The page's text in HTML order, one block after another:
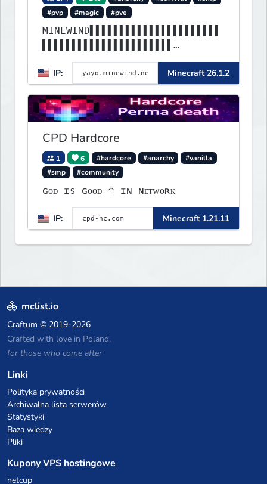
#pvp
#magic #pve
MINEWIND▌▌▌▌▌▌▌▌▌▌▌▌▌▌▌▌▌▌▌▌▌▌
▌▌▌▌▌▌▌▌▌▌▌▌▌▌▌▌▌▌▌▌▌▌
IP: Minecraft 26.1.2
CPD Hardcore
1 6 #hardcore #anarchy
#vanilla
#smp
#community
ɢᴏᴅ ɪs ɢᴏᴏᴅ 🡡 ɪɴ ɴᴇᴛᴡᴏʀᴋ
IP: Minecraft 1.21.11
mclist.io
Craftum © 2019-2026
Crafted with love in Poland,
for those who come after
Linki
Polityka prywatności
Archiwalna lista serwerów
Statystyki
Baza wiedzy
Pliki
Kupony VPS hostingowe
netcup